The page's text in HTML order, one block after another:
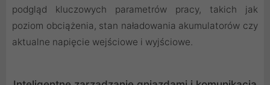
podgląd kluczowych parametrów pracy, takich jak
poziom obciążenia, stan naładowania akumulatorów czy
aktualne napięcie wejściowe i wyjściowe.